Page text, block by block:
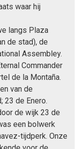
waar hij
langs Plaza
de stad), de
Assembley.
Commander
de la Montaña.
van de
23 de Enero.
de wijk 23 de
een bolwerk
tijdperk. Onze